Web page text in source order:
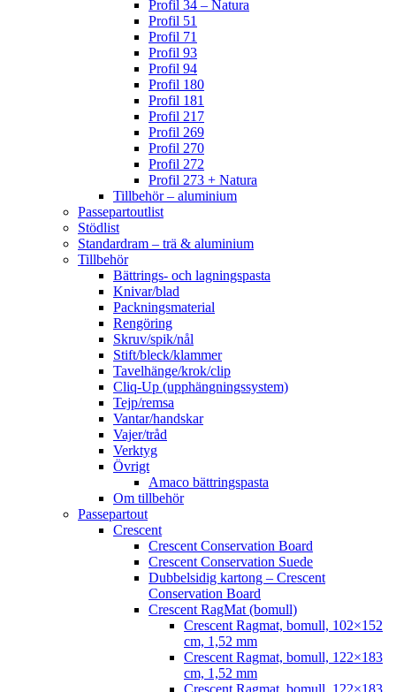
Profil 34 – Natura
Profil 51
Profil 71
Profil 93
Profil 94
Profil 180
Profil 181
Profil 217
Profil 269
Profil 270
Profil 272
Profil 273 + Natura
Tillbehör – aluminium
Passepartoutlist
Stödlist
Standardram – trä & aluminium
Tillbehör
Bättrings- och lagningspasta
Knivar/blad
Packningsmaterial
Rengöring
Skruv/spik/nål
Stift/bleck/klammer
Tavelhänge/krok/clip
Cliq-Up (upphängningssystem)
Tejp/remsa
Vantar/handskar
Vajer/tråd
Verktyg
Övrigt
Amaco bättringspasta
Om tillbehör
Passepartout
Crescent
Crescent Conservation Board
Crescent Conservation Suede
Dubbelsidig kartong – Crescent
Conservation Board
Crescent RagMat (bomull)
Crescent Ragmat, bomull, 102×152
cm, 1,52 mm
Crescent Ragmat, bomull, 122×183
cm, 1,52 mm
Crescent Ragmat, bomull, 122×183,